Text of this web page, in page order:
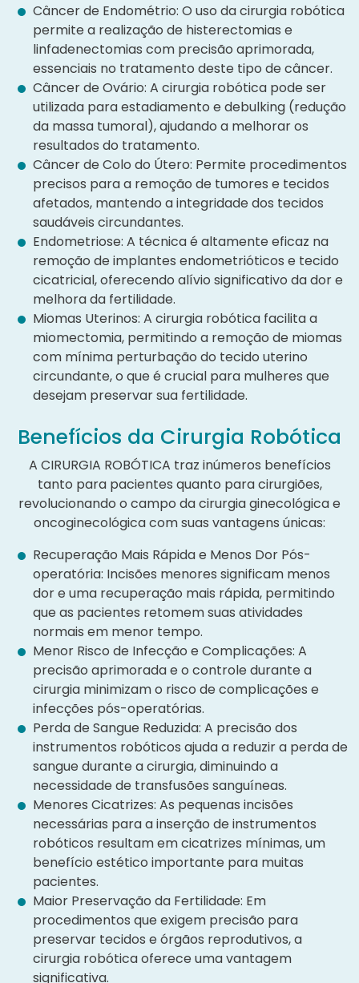
Câncer de Endométrio: O uso da cirurgia robótica
permite a realização de histerectomias e
linfadenectomias com precisão aprimorada,
essenciais no tratamento deste tipo de câncer.
Câncer de Ovário: A cirurgia robótica pode ser
utilizada para estadiamento e debulking (redução
da massa tumoral), ajudando a melhorar os
resultados do tratamento.
Câncer de Colo do Útero: Permite procedimentos
precisos para a remoção de tumores e tecidos
afetados, mantendo a integridade dos tecidos
saudáveis circundantes.
Endometriose: A técnica é altamente eficaz na
remoção de implantes endometrióticos e tecido
cicatricial, oferecendo alívio significativo da dor e
melhora da fertilidade.
Miomas Uterinos: A cirurgia robótica facilita a
miomectomia, permitindo a remoção de miomas
com mínima perturbação do tecido uterino
circundante, o que é crucial para mulheres que
desejam preservar sua fertilidade.
Benefícios da Cirurgia Robótica
A CIRURGIA ROBÓTICA traz inúmeros benefícios
tanto para pacientes quanto para cirurgiões,
revolucionando o campo da cirurgia ginecológica e
oncoginecológica com suas vantagens únicas:
Recuperação Mais Rápida e Menos Dor Pós-
operatória: Incisões menores significam menos
dor e uma recuperação mais rápida, permitindo
que as pacientes retomem suas atividades
normais em menor tempo.
Menor Risco de Infecção e Complicações: A
precisão aprimorada e o controle durante a
cirurgia minimizam o risco de complicações e
infecções pós-operatórias.
Perda de Sangue Reduzida: A precisão dos
instrumentos robóticos ajuda a reduzir a perda de
sangue durante a cirurgia, diminuindo a
necessidade de transfusões sanguíneas.
Menores Cicatrizes: As pequenas incisões
necessárias para a inserção de instrumentos
robóticos resultam em cicatrizes mínimas, um
benefício estético importante para muitas
pacientes.
Maior Preservação da Fertilidade: Em
procedimentos que exigem precisão para
preservar tecidos e órgãos reprodutivos, a
cirurgia robótica oferece uma vantagem
significativa.